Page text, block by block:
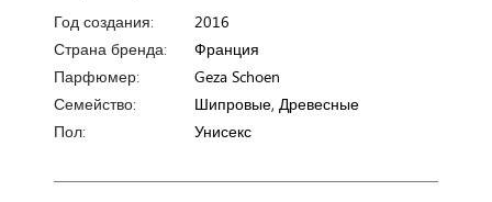
Год создания:
2016
Страна бренда:
Франция
Парфюмер:
Geza Schoen
Семейство:
Шипровые, Древесные
Пол:
Унисекс